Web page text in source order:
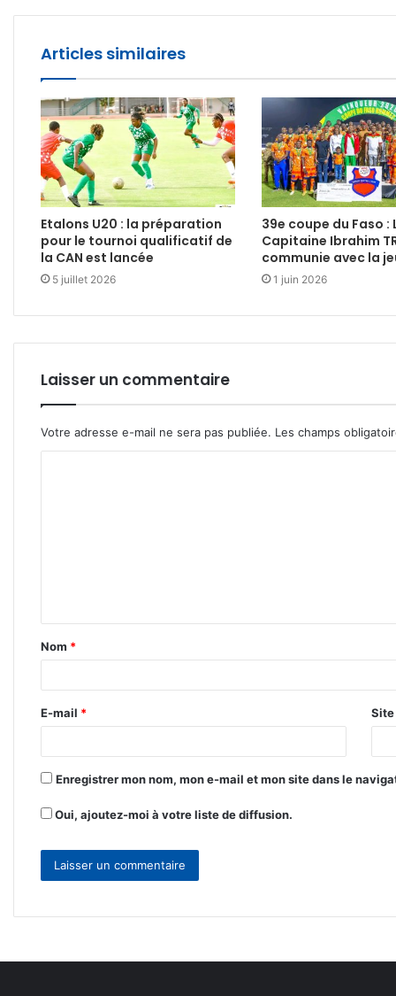
Articles similaires
Etalons U20 : la préparation
pour le tournoi qualificatif de
la CAN est lancée
5 juillet 2026
39e coupe du Faso :
Capitaine Ibrahim
communie avec la
1 juin 2026
Laisser un commentaire
Votre adresse e-mail ne sera pas publiée. Les champs
t
a
e
*
Nom *
E-mail *
Enregistrer mon nom, mon e-mail et mon site dans le
Oui, ajoutez-moi à votre liste de diffusion.